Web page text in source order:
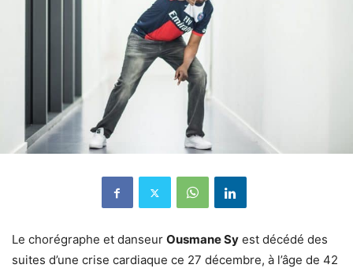
Le chorégraphe et danseur Ousmane Sy est décédé des
suites d’une crise cardiaque ce 27 décembre, à l’âge de 42